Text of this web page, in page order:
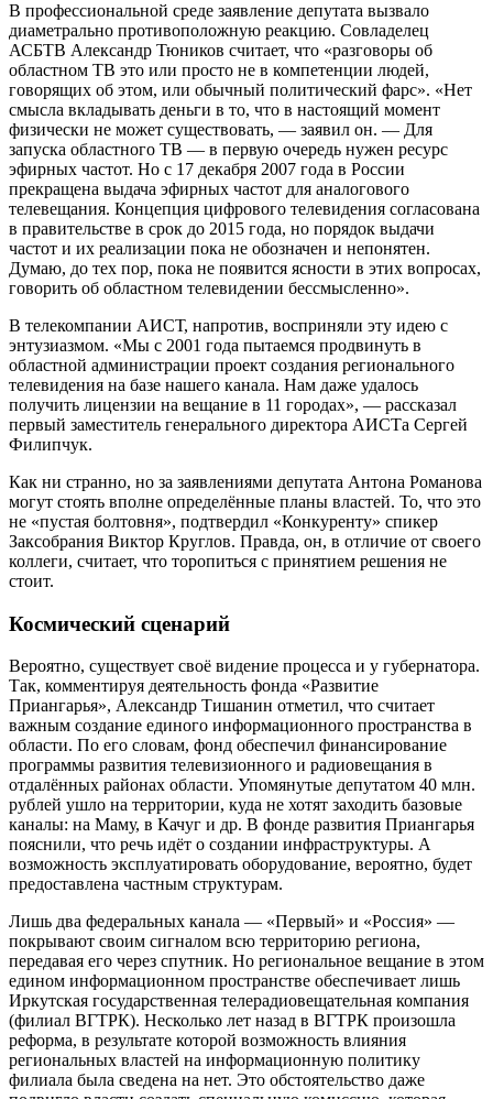
В профессиональной среде заявление депутата вызвало
диаметрально противоположную реакцию. Совладелец
АСБТВ Александр Тюников считает, что «разговоры об
областном ТВ это или просто не в компетенции людей,
говорящих об этом, или обычный политический фарс». «Нет
смысла вкладывать деньги в то, что в настоящий момент
физически не может существовать, — заявил он. — Для
запуска областного ТВ — в первую очередь нужен ресурс
эфирных частот. Но с 17 декабря 2007 года в России
прекращена выдача эфирных частот для аналогового
телевещания. Концепция цифрового телевидения согласована
в правительстве в срок до 2015 года, но порядок выдачи
частот и их реализации пока не обозначен и непонятен.
Думаю, до тех пор, пока не появится ясности в этих вопросах,
говорить об областном телевидении бессмысленно».
В телекомпании АИСТ, напротив, восприняли эту идею с
энтузиазмом. «Мы с 2001 года пытаемся продвинуть в
областной администрации проект создания регионального
телевидения на базе нашего канала. Нам даже удалось
получить лицензии на вещание в 11 городах», — рассказал
первый заместитель генерального директора АИСТа Сергей
Филипчук.
Как ни странно, но за заявлениями депутата Антона Романова
могут стоять вполне определённые планы властей. То, что это
не «пустая болтовня», подтвердил «Конкуренту» спикер
Заксобрания Виктор Круглов. Правда, он, в отличие от своего
коллеги, считает, что торопиться с принятием решения не
стоит.
Космический сценарий
Вероятно, существует своё видение процесса и у губернатора.
Так, комментируя деятельность фонда «Развитие
Приангарья», Александр Тишанин отметил, что считает
важным создание единого информационного пространства в
области. По его словам, фонд обеспечил финансирование
программы развития телевизионного и радиовещания в
отдалённых районах области. Упомянутые депутатом 40 млн.
рублей ушло на территории, куда не хотят заходить базовые
каналы: на Маму, в Качуг и др. В фонде развития Приангарья
пояснили, что речь идёт о создании инфраструктуры. А
возможность эксплуатировать оборудование, вероятно, будет
предоставлена частным структурам.
Лишь два федеральных канала — «Первый» и «Россия» —
покрывают своим сигналом всю территорию региона,
передавая его через спутник. Но региональное вещание в этом
едином информационном пространстве обеспечивает лишь
Иркутская государственная телерадиовещательная компания
(филиал ВГТРК). Несколько лет назад в ВГТРК произошла
реформа, в результате которой возможность влияния
региональных властей на информационную политику
филиала была сведена на нет. Это обстоятельство даже